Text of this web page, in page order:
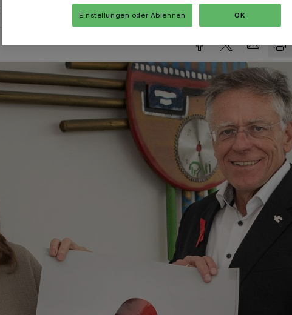
3 Minuten Lesezeit
Einstellungen oder Ablehnen OK